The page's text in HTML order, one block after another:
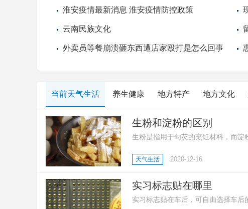
淮安疫情最新消息 淮安疫情防控政策
云南民族文化
​外卖员等餐崩溃砸东西遭店家殴打是怎么回事
当前天气生活 养生健康 地方特产 地方文化
生粉和淀粉的区别
生粉是指用于勾芡的烹饪材料，而
等多种淀粉;然后就是淀粉用途比生
天气生活 2020-12-16
实习标志贴在哪里
实习标志贴在车后，可自由选择车